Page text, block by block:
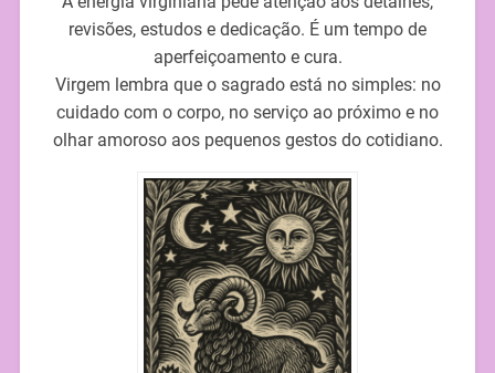
revisões, estudos e dedicação. É um tempo de
aperfeiçoamento e cura.
Virgem lembra que o sagrado está no simples: no
cuidado com o corpo, no serviço ao próximo e no
olhar amoroso aos pequenos gestos do cotidiano.